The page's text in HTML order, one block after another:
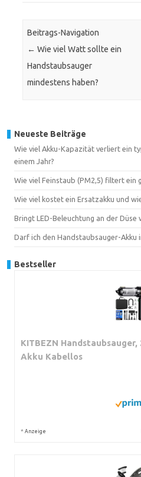
Beitrags-Navigation
← Wie viel Watt sollte ein
Handstaubsauger
mindestens haben?
Neueste Beiträge
Wie viel Akku-Kapazität verliert ein
einem Jahr?
Wie viel Feinstaub (PM2,5) filtert ein
Wie viel kostet ein Ersatzakku und
Bringt LED-Beleuchtung an der Düse
Darf ich den Handstaubsauger-Akku
Bestseller
KITBEZN
Akku Kabellos
* Anzeige